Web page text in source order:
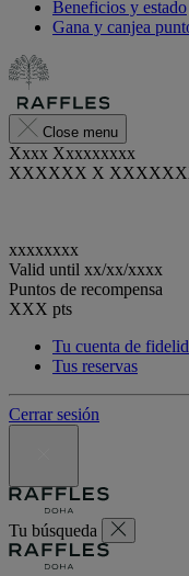
Beneficios y estado
Gana y canjea
Close menu
Xxxx Xxxxxxxxx
XXXXXX X
xxxxxxxx
Valid until xx/xx/xxxx
Puntos de recompensa
XXX pts
Tu cuenta de
Tus reservas
Cerrar sesión
Tu búsqueda